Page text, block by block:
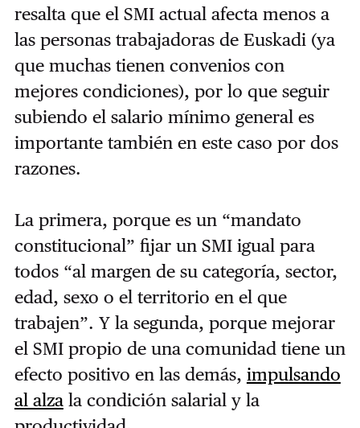
resalta que el SMI actual afecta menos a
las personas trabajadoras de Euskadi (ya
que muchas tienen convenios con
mejores condiciones), por lo que seguir
subiendo el salario mínimo general es
importante también en este caso por dos
razones.
La primera, porque es un “mandato
constitucional” fijar un SMI igual para
todos “al margen de su categoría, sector,
edad, sexo o el territorio en el que
trabajen”. Y la segunda, porque mejorar
el SMI propio de una comunidad tiene un
efecto positivo en las demás, impulsando
al alzala condición salarial y la